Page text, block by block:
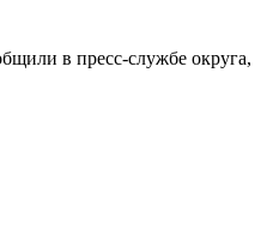
в пресс-службе округа,